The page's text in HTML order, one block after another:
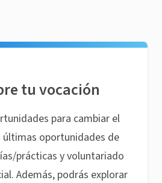
tu vocación
para cambiar el
últimas oportunidades de
prácticas y voluntariado
Además, podrás explorar